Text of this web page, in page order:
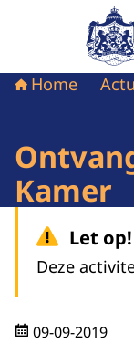
Naar
Home
Kamer
Let op!
Deze
09-09-2019